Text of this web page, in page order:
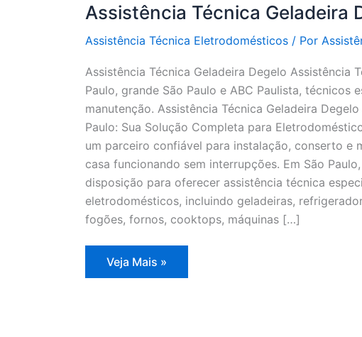
Assistência Técnica Geladeira
Assistência Técnica Eletrodomésticos / Por
Assistência Técnica Geladeira Degelo Assistência
Paulo, grande São Paulo e ABC Paulista,
manutenção. Assistência Técnica Geladeira
Paulo: Sua Solução Completa para
um parceiro confiável para instalação, conserto e
casa funcionando sem interrupções. Em São
disposição para oferecer assistência técnica
eletrodomésticos, incluindo geladeiras,
fogões, fornos, cooktops, máquinas […]
Assistência
Técnica
Veja Mais »